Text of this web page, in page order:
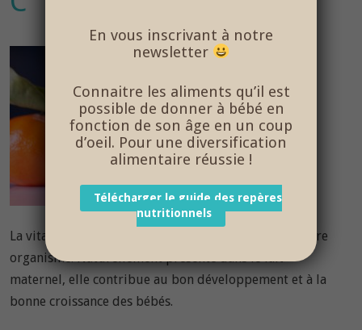
La vitamine C joue de nombreux rôles au sein de notre
organisme. Naturellement présente dans le lait
maternel, elle contribue au bon développement et à la
bonne croissance des bébés.
En vous inscrivant à notre
newsletter
Connaitre les aliments qu’il est
possible de donner à bébé en
fonction de son âge en un coup
d’oeil. Pour une diversification
alimentaire réussie !
Télécharger le guide des repères
nutritionnels